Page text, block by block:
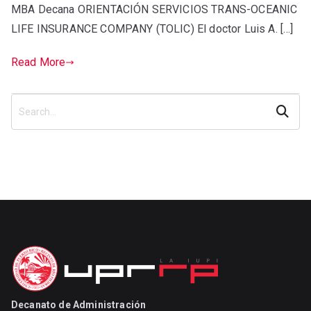
MBA Decana ORIENTACIÓN SERVICIOS TRANS-OCEANIC
LIFE INSURANCE COMPANY (TOLIC) El doctor Luis A. […]
Read More
Search
Decanato de Administración